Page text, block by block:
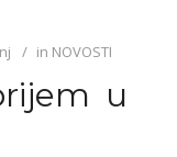
in NOVOSTI
u